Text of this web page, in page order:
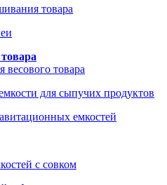
товара
весового товара
для сыпучих продуктов
емкостей
с совком